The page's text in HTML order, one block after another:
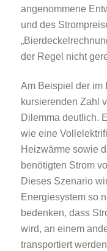
angenommene
und des
der Regel nicht
Am Beispiel der im
kursierenden Zahl
Dilemma deutlich.
wie eine
Heizwärme sowie
benötigten Strom
Dieses Szenario
Energiesystem so
bedenken, dass
wird, an einem
transportiert